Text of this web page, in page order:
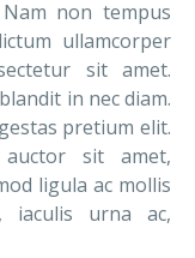
non tempus
ullamcorper
sit amet.
in nec diam.
pretium elit.
sit amet,
ligula ac mollis
iaculis urna ac,